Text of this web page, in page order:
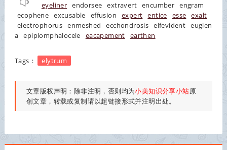
eyeliner endorsee extravert encumber engram
ecophene excusable effusion expert entice esse exalt
electrophorus enmeshed ecchondrosis elfevident euglen
a epiplomphalocele eacapement earthen
Tags： elytrum
文章版权声明：除非注明，否则均为小美知识分享小站原
创文章，转载或复制请以超链接形式并注明出处。